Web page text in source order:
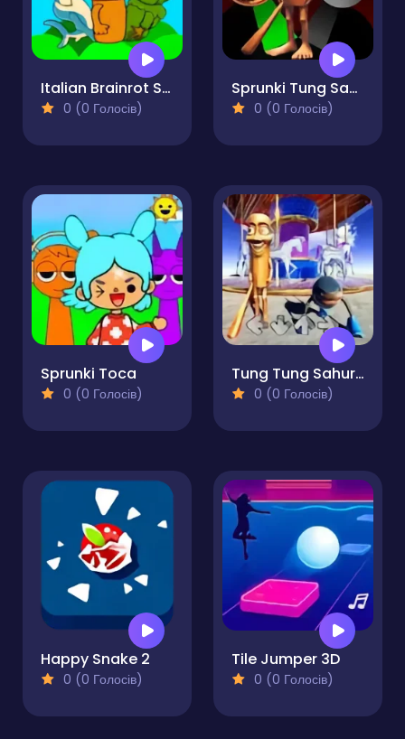
Italian Brainrot Sprunki
0 (0 Голосів)
Sprunki Tung Sahur
0 (0 Голосів)
Sprunki Toca
0 (0 Голосів)
Tung Tung Sahur VS Tralalero Tralala FNF
0 (0 Голосів)
Happy Snake 2
0 (0 Голосів)
Tile Jumper 3D
0 (0 Голосів)